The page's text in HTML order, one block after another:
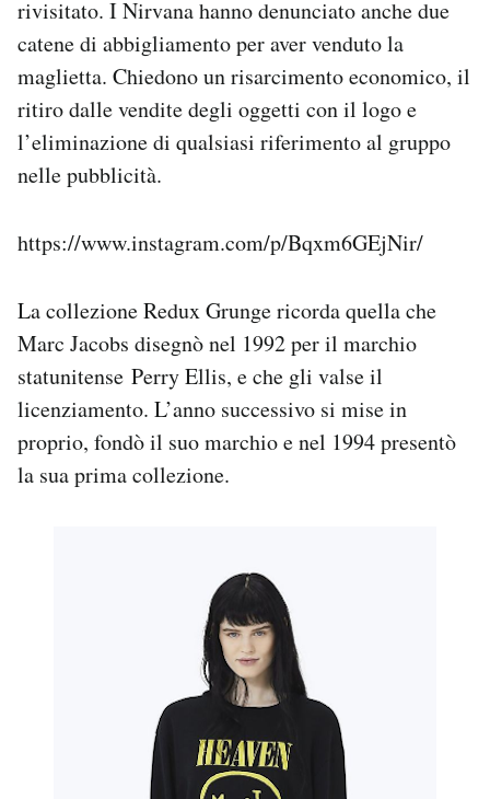
rivisitato. I Nirvana hanno denunciato anche due
catene di abbigliamento per aver venduto la
maglietta. Chiedono un risarcimento economico, il
ritiro dalle vendite degli oggetti con il logo e
l’eliminazione di qualsiasi riferimento al gruppo
nelle pubblicità.
https://www.instagram.com/p/Bqxm6GEjNir/
La collezione Redux Grunge ricorda quella che
Marc Jacobs disegnò nel 1992 per il marchio
statunitense Perry Ellis, e che gli valse il
licenziamento. L’anno successivo si mise in
proprio, fondò il suo marchio e nel 1994 presentò
la sua prima collezione.